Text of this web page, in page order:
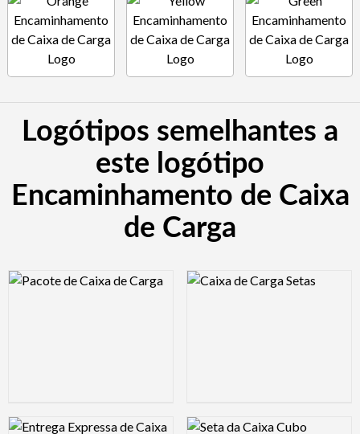
Logótipos semelhantes a
este logótipo
Encaminhamento de Caixa
de Carga
Logo Preview Image Logo Preview Image
Logo Preview Image Logo Preview Image